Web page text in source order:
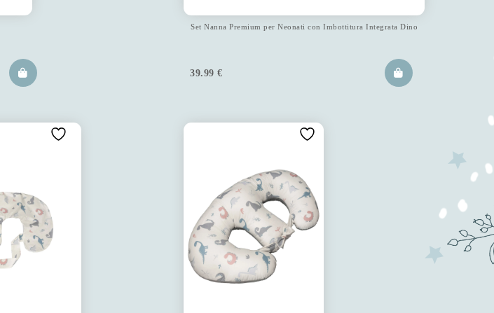
Set Nanna Premium per Neonati con Imbottitura Integrata Dino
39.99 €